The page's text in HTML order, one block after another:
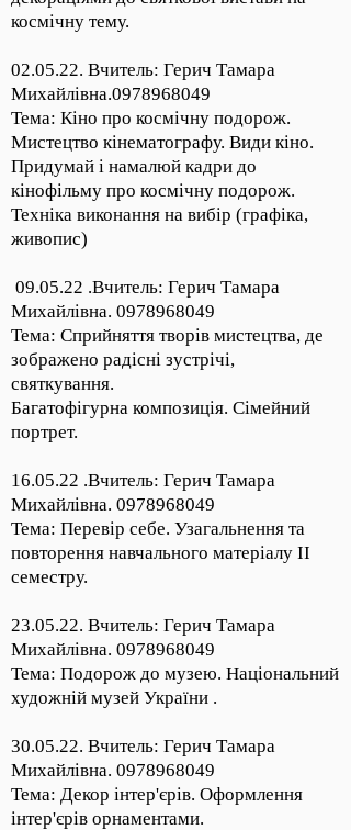
космічну тему.
02.05.22. Вчитель: Герич Тамара
Михайлівна.0978968049
Тема: Кіно про космічну подорож.
Мистецтво кінематографу. Види кіно.
Придумай і намалюй кадри до
кінофільму про космічну подорож.
Техніка виконання на вибір (графіка,
живопис)
09.05.22 .Вчитель: Герич Тамара
Михайлівна. 0978968049
Тема: Сприйняття творів мистецтва, де
зображено радісні зустрічі,
святкування.
Багатофігурна композиція. Сімейний
портрет.
16.05.22 .Вчитель: Герич Тамара
Михайлівна. 0978968049
Тема: Перевір себе. Узагальнення та
повторення навчального матеріалу ІІ
семестру.
23.05.22. Вчитель: Герич Тамара
Михайлівна. 0978968049
Тема: Подорож до музею. Національний
художній музей України .
30.05.22. Вчитель: Герич Тамара
Михайлівна. 0978968049
Тема: Декор інтер'єрів. Оформлення
інтер'єрів орнаментами.